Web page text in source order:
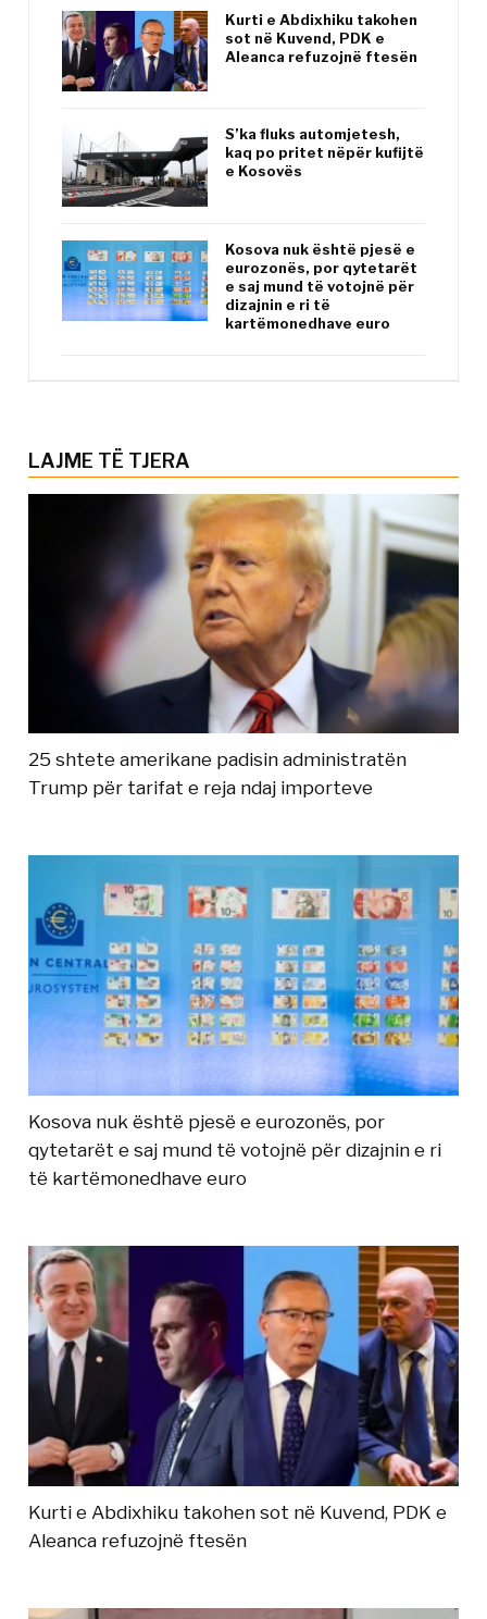
Kurti e Abdixhiku takohen
sot në Kuvend, PDK e
Aleanca refuzojnë ftesën
S’ka fluks automjetesh,
kaq po pritet nëpër kufijtë
e Kosovës
Kosova nuk është pjesë e
eurozonës, por qytetarët
e saj mund të votojnë për
dizajnin e ri të
kartëmonedhave euro
LAJME TË TJERA
25 shtete amerikane padisin administratën
Trump për tarifat e reja ndaj importeve
Kosova nuk është pjesë e eurozonës, por
qytetarët e saj mund të votojnë për dizajnin e ri
të kartëmonedhave euro
Kurti e Abdixhiku takohen sot në Kuvend, PDK e
Aleanca refuzojnë ftesën